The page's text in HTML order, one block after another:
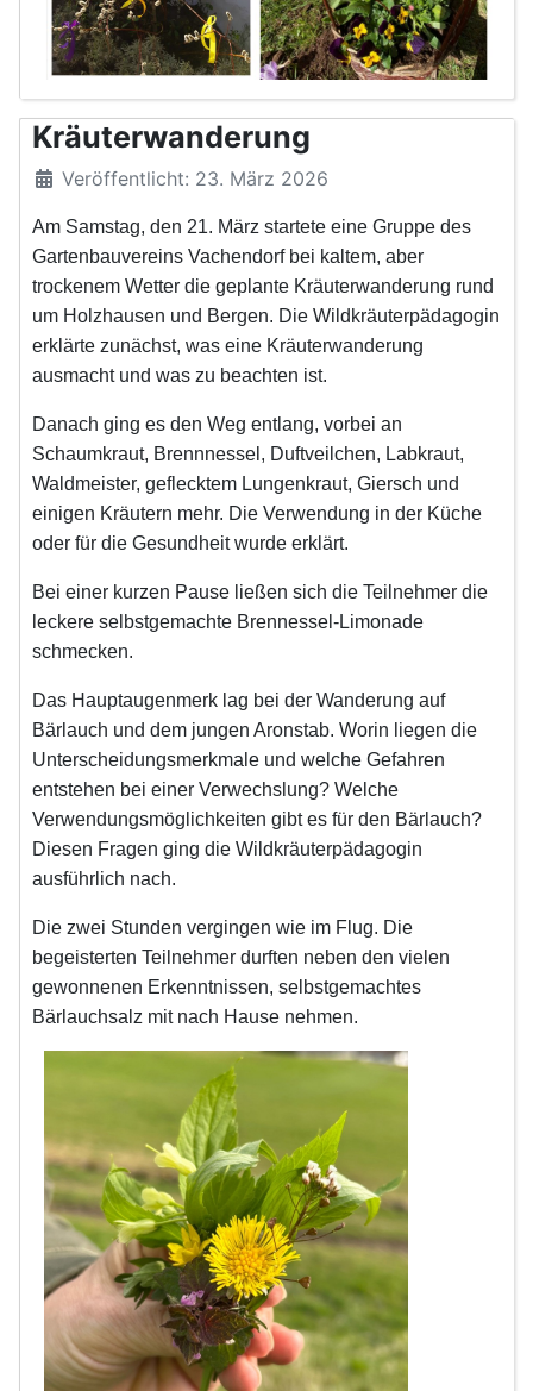
Kräuterwanderung
Veröffentlicht: 23. März 2026
Am Samstag, den 21. März startete eine Gruppe des
Gartenbauvereins Vachendorf bei kaltem, aber
trockenem Wetter die geplante Kräuterwanderung rund
um Holzhausen und Bergen. Die Wildkräuterpädagogin
erklärte zunächst, was eine Kräuterwanderung
ausmacht und was zu beachten ist.
Danach ging es den Weg entlang, vorbei an
Schaumkraut, Brennnessel, Duftveilchen, Labkraut,
Waldmeister, geflecktem Lungenkraut, Giersch und
einigen Kräutern mehr. Die Verwendung in der Küche
oder für die Gesundheit wurde erklärt.
Bei einer kurzen Pause ließen sich die Teilnehmer die
leckere selbstgemachte Brennessel-Limonade
schmecken.
Das Hauptaugenmerk lag bei der Wanderung auf
Bärlauch und dem jungen Aronstab. Worin liegen die
Unterscheidungsmerkmale und welche Gefahren
entstehen bei einer Verwechslung? Welche
Verwendungsmöglichkeiten gibt es für den Bärlauch?
Diesen Fragen ging die Wildkräuterpädagogin
ausführlich nach.
Die zwei Stunden vergingen wie im Flug. Die
begeisterten Teilnehmer durften neben den vielen
gewonnenen Erkenntnissen, selbstgemachtes
Bärlauchsalz mit nach Hause nehmen.